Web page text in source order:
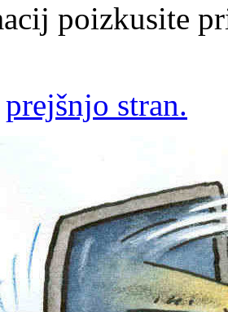
poizkusite
prejšnjo stran.